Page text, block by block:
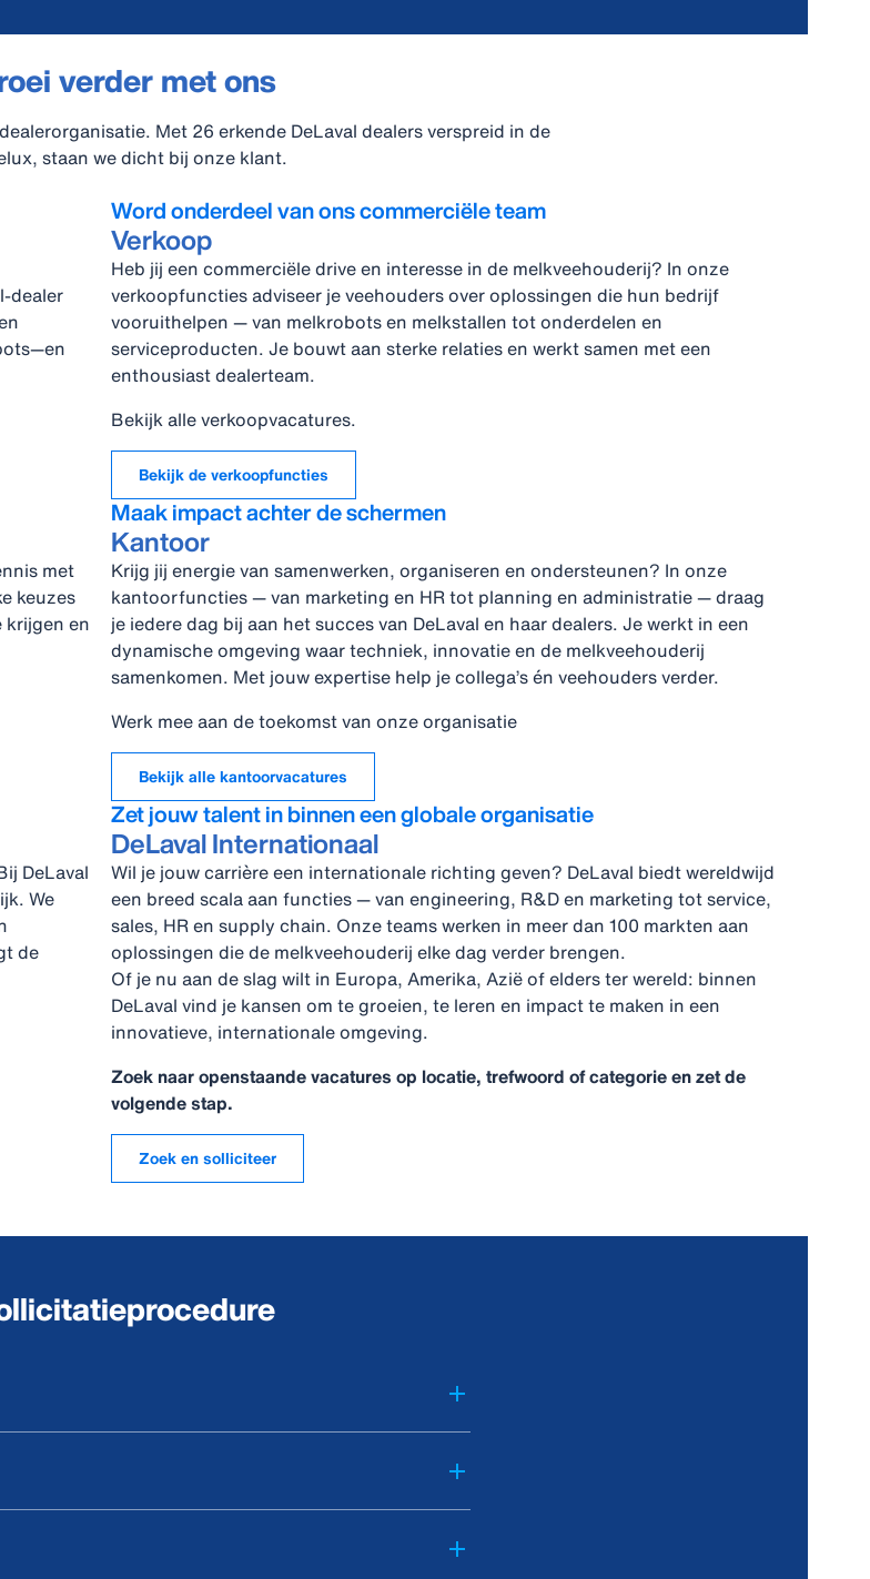
verder met ons
Met 26 erkende DeLaval dealers verspreid in de
staan we dicht bij onze klant.
Word onderdeel van ons commerciële team
Verkoop
Heb jij een commerciële drive en interesse in de melkveehouderij? In onze
verkoopfuncties adviseer je veehouders over oplossingen die hun bedrijf
vooruithelpen — van melkrobots en melkstallen tot onderdelen en
serviceproducten. Je bouwt aan sterke relaties en werkt samen met een
enthousiast dealerteam.
Bekijk alle verkoopvacatures.
Bekijk de verkoopfuncties
met
keuzes
en
Maak impact achter de schermen
Kantoor
Krijg jij energie van samenwerken, organiseren en ondersteunen? In onze
kantoorfuncties — van marketing en HR tot planning en administratie — draag
je iedere dag bij aan het succes van DeLaval en haar dealers. Je werkt in een
dynamische omgeving waar techniek, innovatie en de melkveehouderij
samenkomen. Met jouw expertise help je collega’s én veehouders verder.
Werk mee aan de toekomst van onze organisatie
Bekijk alle kantoorvacatures
DeLaval
We
de
Zet jouw talent in binnen een globale organisatie
DeLaval Internationaal
Wil je jouw carrière een internationale richting geven? DeLaval biedt wereldwijd
een breed scala aan functies — van engineering, R&D en marketing tot service,
sales, HR en supply chain. Onze teams werken in meer dan 100 markten aan
oplossingen die de melkveehouderij elke dag verder brengen.
Of je nu aan de slag wilt in Europa, Amerika, Azië of elders ter wereld: binnen
DeLaval vind je kansen om te groeien, te leren en impact te maken in een
innovatieve, internationale omgeving.
Zoek naar openstaande vacatures op locatie, trefwoord of categorie en zet de
volgende stap.
Zoek en solliciteer